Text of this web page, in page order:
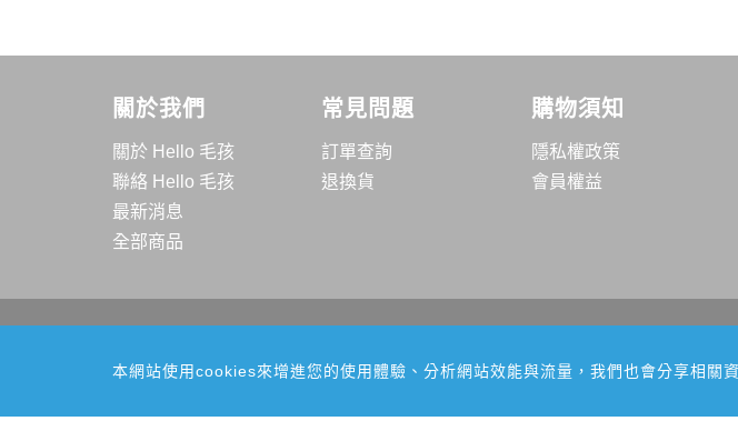
本網站使用cookies來增進您的使用體驗、分析網站效能與流量，我們也會分享相關
關於我們
關於 Hello 毛孩
聯絡 Hello 毛孩
最新消息
全部商品
常見問題
訂單查詢
退換貨
購物須知
隱私權政策
會員權益
E-mail: service@hellomaohi.com
本